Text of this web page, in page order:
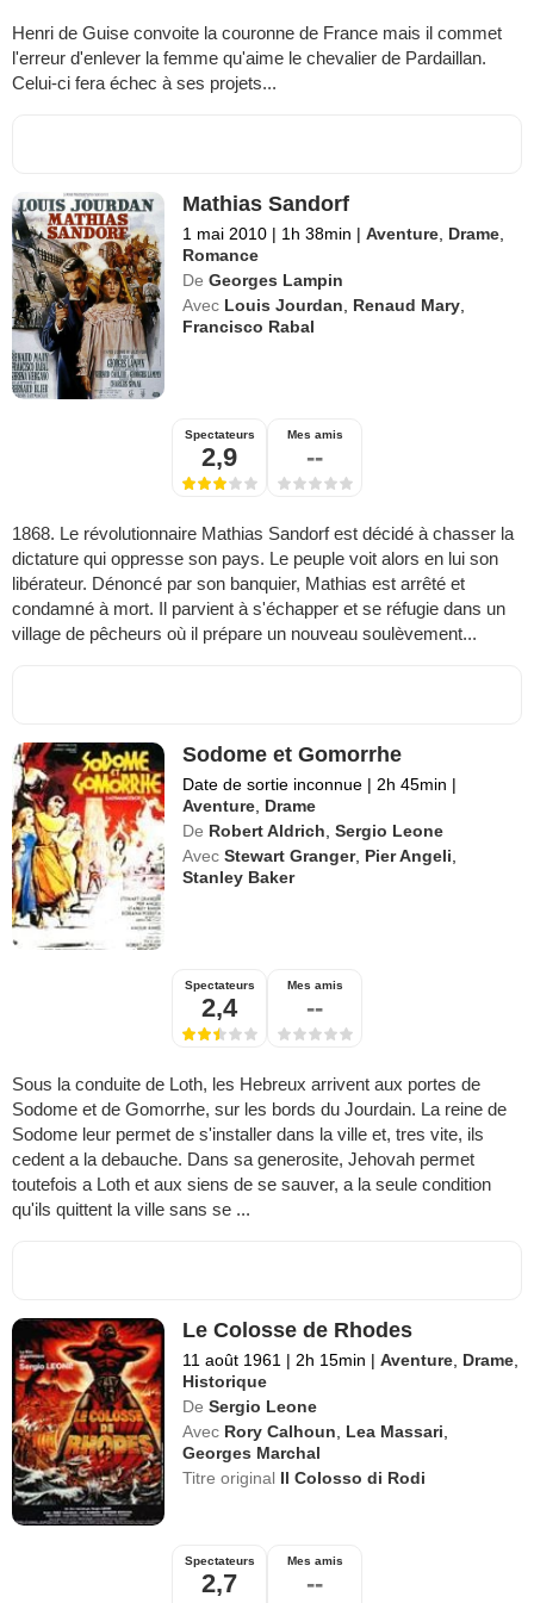
Henri de Guise convoite la couronne de France mais il commet
l'erreur d'enlever la femme qu'aime le chevalier de Pardaillan.
Celui-ci fera échec à ses projets...
Mathias Sandorf
1 mai 2010 | 1h 38min | Aventure Drame
Romance
De Georges Lampin
Avec Louis Jourdan Renaud Mary
Francisco Rabal
Spectateurs
2,9
Mes amis
--
1868. Le révolutionnaire Mathias Sandorf est décidé à chasser la
dictature qui oppresse son pays. Le peuple voit alors en lui son
libérateur. Dénoncé par son banquier, Mathias est arrêté et
condamné à mort. Il parvient à s'échapper et se réfugie dans un
village de pêcheurs où il prépare un nouveau soulèvement...
Sodome et Gomorrhe
Date de sortie inconnue | 2h 45min |
Aventure Drame
De Robert Aldrich ,Sergio Leone
Avec Stewart Granger, Pier Angeli
Stanley Baker
Spectateurs
2,4
Mes amis
--
Sous la conduite de Loth, les Hebreux arrivent aux portes de
Sodome et de Gomorrhe, sur les bords du Jourdain. La reine de
Sodome leur permet de s'installer dans la ville et, tres vite, ils
cedent a la debauche. Dans sa generosite, Jehovah permet
toutefois a Loth et aux siens de se sauver, a la seule condition
qu'ils quittent la ville sans se ...
Le Colosse de Rhodes
11 août 1961 | 2h 15min | Aventure Drame
Historique
De Sergio Leone
Avec Rory Calhoun Lea Massari
Georges Marchal
Titre original Il Colosso di Rodi
Spectateurs
2,7
Mes amis
--